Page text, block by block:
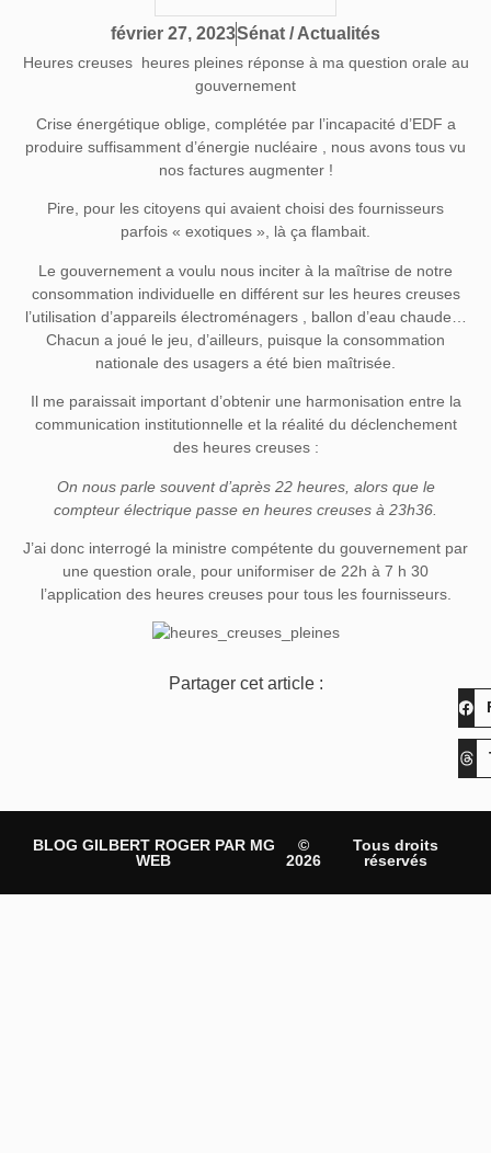
février 27, 2023Sénat / Actualités
Heures creuses heures pleines réponse à ma question orale au
gouvernement
Crise énergétique oblige, complétée par l’incapacité d’EDF a
produire suffisamment d’énergie nucléaire , nous avons tous vu
nos factures augmenter !
Pire, pour les citoyens qui avaient choisi des fournisseurs
parfois « exotiques », là ça flambait.
Le gouvernement a voulu nous inciter à la maîtrise de notre
consommation individuelle en différent sur les heures creuses
l’utilisation d’appareils électroménagers , ballon d’eau chaude…
Chacun a joué le jeu, d’ailleurs, puisque la consommation
nationale des usagers a été bien maîtrisée.
Il me paraissait important d’obtenir une harmonisation entre la
communication institutionnelle et la réalité du déclenchement
des heures creuses :
On nous parle souvent d’après 22 heures, alors que le
compteur électrique passe en heures creuses à 23h36.
J’ai donc interrogé la ministre compétente du gouvernement par
une question orale, pour uniformiser de 22h à 7 h 30
l’application des heures creuses pour tous les fournisseurs.
Partager cet article :
BLOG GILBERT ROGER PAR MG
WEB
©
2026
Tous droits
réservés